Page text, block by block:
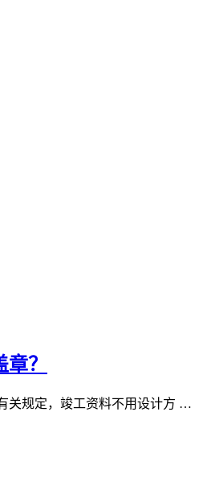
？
关规定，竣工资料不用设计方 …